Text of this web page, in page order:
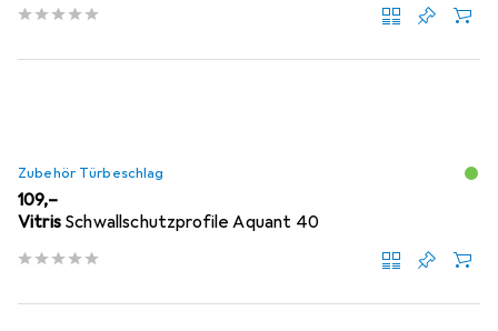
Zubehör Türbeschlag
EUR
109,–
Vitris Schwallschutzprofile Aquant 40